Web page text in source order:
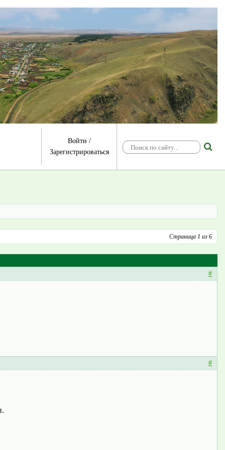
Войти /
Зарегистрироваться
Страница 1 из 6
#
#